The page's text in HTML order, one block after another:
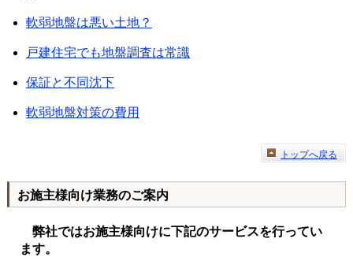
軟弱地盤は悪い土地？
戸建住宅でも地盤調査は常識
保証と不同沈下
軟弱地盤対策の費用
トップへ戻る
お施主様向け業務のご案内
弊社ではお施主様向けに下記のサービスを行ってい
ます。